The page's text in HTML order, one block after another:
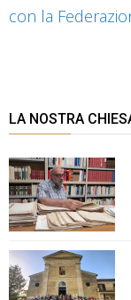
con la
LA NOSTRA